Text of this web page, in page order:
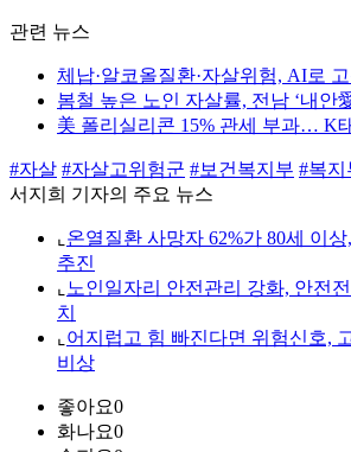
관련 뉴스
체납·알코올질환·자살위험, AI로
봄철 높은 노인 자살률, 전남 ‘내안
美 폴리실리콘 15% 관세 부과… K
#자살 #자살고위험군 #보건복지부 #복지
서지희 기자의 주요 뉴스
⌞ 온열질환 사망자 62%가 80세 이
추진
⌞ 노인일자리 안전관리 강화, 안전
치
⌞ 어지럽고 힘 빠진다면 위험신호,
비상
좋아요0
화나요0